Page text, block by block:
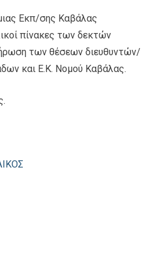
Εκπ/σης Καβάλας
πίνακες των δεκτών
των θέσεων διευθυντών/
και Ε.Κ. Νομού Καβάλας.